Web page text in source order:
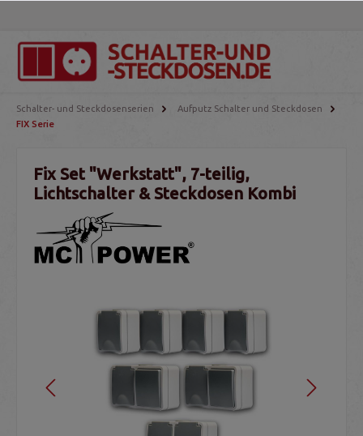
Schalter- und Steckdosenserien
Aufputz Schalter und Steckdosen
FIX Serie
Fix Set "Werkstatt", 7-teilig,
Lichtschalter & Steckdosen Kombi